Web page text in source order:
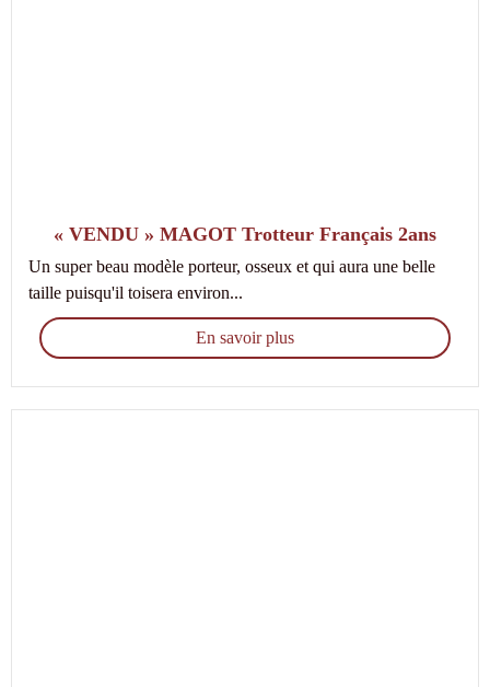
« VENDU » MAGOT Trotteur Français 2ans
Un super beau modèle porteur, osseux et qui aura une belle
taille puisqu'il toisera environ...
En savoir plus